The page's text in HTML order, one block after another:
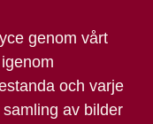
genom vårt
och varje
av bilder